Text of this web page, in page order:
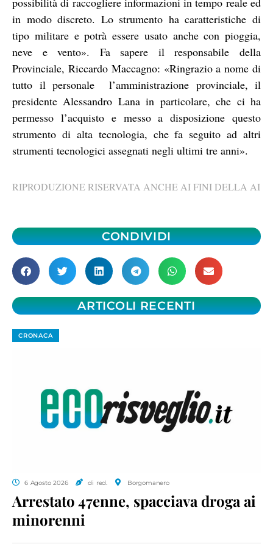
in modo discreto. Lo strumento ha caratteristiche di
tipo militare e potrà essere usato anche con pioggia,
neve e vento». Fa sapere il responsabile della
Provinciale, Riccardo Maccagno: «Ringrazio a nome di
tutto il personale l’amministrazione provinciale, il
presidente Alessandro Lana in particolare, che ci ha
permesso l’acquisto e messo a disposizione questo
strumento di alta tecnologia, che fa seguito ad altri
strumenti tecnologici assegnati negli ultimi tre anni».
RIPRODUZIONE RISERVATA ANCHE AI FINI DELLA AI
CONDIVIDI
ARTICOLI RECENTI
CRONACA
6 Agosto 2026 di red. Borgomanero
Arrestato 47enne, spacciava droga ai
minorenni